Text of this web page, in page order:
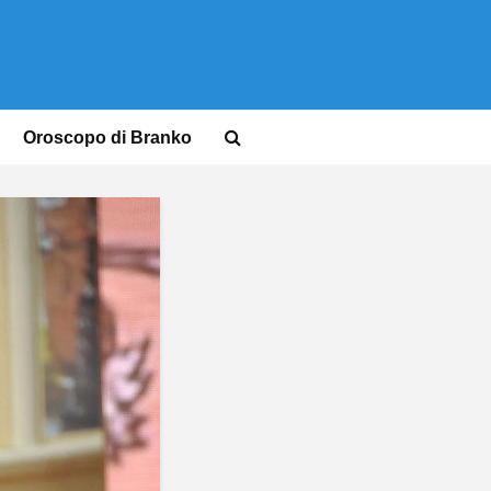
Oroscopo di Branko